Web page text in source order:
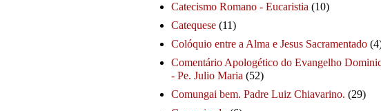
Catecismo Romano - Eucaristia (10)
Catequese (11)
Colóquio entre a Alma e Jesus Sacramentado
Comentário Apologético do Evangelho
- Pe. Julio Maria (52)
Comungai bem. Padre Luiz Chiavarino. (29)